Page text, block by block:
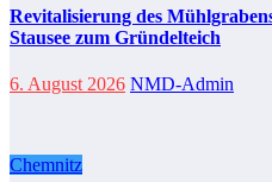
Revitalisierung des
Stausee zum Gründelteich
6. August 2026 NMD-Admin
Chemnitz